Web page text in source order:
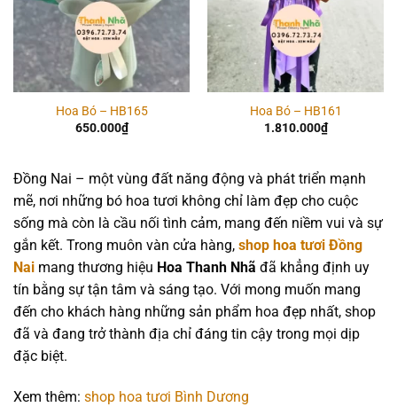
Hoa Bó – HB165
650.000₫
Hoa Bó – HB161
1.810.000₫
Đồng Nai – một vùng đất năng động và phát triển mạnh
mẽ, nơi những bó hoa tươi không chỉ làm đẹp cho cuộc
sống mà còn là cầu nối tình cảm, mang đến niềm vui và sự
gắn kết. Trong muôn vàn cửa hàng, shop hoa tươi Đồng
Nai mang thương hiệu Hoa Thanh Nhã đã khẳng định uy
tín bằng sự tận tâm và sáng tạo. Với mong muốn mang
đến cho khách hàng những sản phẩm hoa đẹp nhất, shop
đã và đang trở thành địa chỉ đáng tin cậy trong mọi dịp
đặc biệt.
Xem thêm: shop hoa tươi Bình Dương